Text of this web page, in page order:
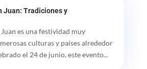
Juan: Tradiciones y
es una festividad muy
culturas y países alrededor
el 24 de junio, este evento...